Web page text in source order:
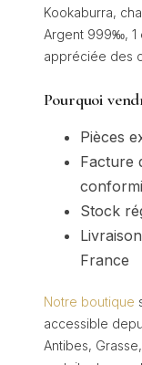
Kookaburra,
Argent 999‰, 1
appréciée des
Pourquoi
Pièces
Facture
Stock
France
Notre boutique
accessible
Antibes,